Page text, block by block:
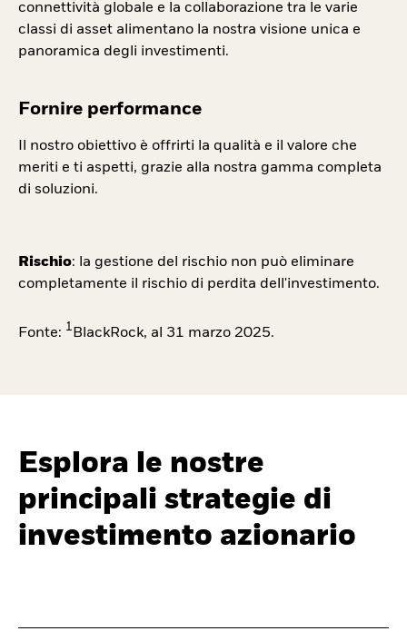
connettività globale e la collaborazione tra le varie
classi di asset alimentano la nostra visione unica e
panoramica degli investimenti.
Fornire performance
Il nostro obiettivo è offrirti la qualità e il valore che
meriti e ti aspetti, grazie alla nostra gamma completa
di soluzioni.
Rischio: la gestione del rischio non può eliminare
completamente il rischio di perdita dell'investimento.
Fonte: 1BlackRock, al 31 marzo 2025.
Esplora le nostre
principali strategie di
investimento azionario